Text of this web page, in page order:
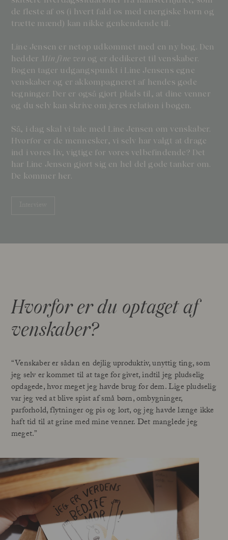
de fleste af os (i hvert fald os med energiske børn og
trætte mænd) kan nikke genkendende til.
Line Jensen er netop udkommet med en ny bog. Den
hedderMin fine ven og er dedikeret til venskaber.
Bogen tager udgangspunkt i Line Jensens egne
venskaber og er akkompagneret af hendes gode
tegninger. Der er også gjort plads til, at dine venner
og du selv kan skrive om jeres relation i bogen.
Så, i dag skal vi tale med Line Jensen om venskaber.
Hvorfor er de mennesker, vi selv har valgt at drage
ind i vores liv, vigtige for vores velbefindende? Det
har Line Jensen gjort sig en hel del gode tanker om.
De kommer her.
Hvorfor er du optaget af
venskaber?
“Venskaber er sådan en dejlig uproduktiv, unyttig ting, som
jeg selv er kommet til at tage for givet, indtil jeg pludselig
opdagede, hvor meget jeg havde brug for dem. Lige pludselig
var jeg ved at blive spist af små børn, ombygninger,
parforhold, flytninger og pis og lort, og jeg havde længe ikke
haft tid til at grine med mine venner. Det manglede jeg
meget.”